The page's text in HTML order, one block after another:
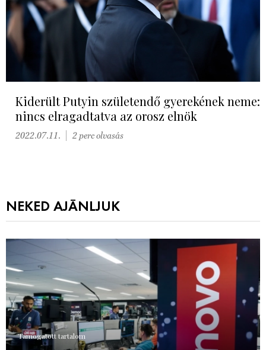
Kiderült Putyin születendő gyerekének neme:
nincs elragadtatva az orosz elnök
2022.07.11. 2 perc olvasás
NEKED AJÁNLJUK
Támogatott tartalom